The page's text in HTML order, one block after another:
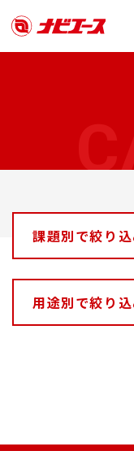
課題別で絞り
重いものを梱包
輸送・積載効率
環境に配慮し
用途別で絞り
オール段ボー